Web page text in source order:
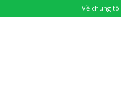
Về chúng tôi